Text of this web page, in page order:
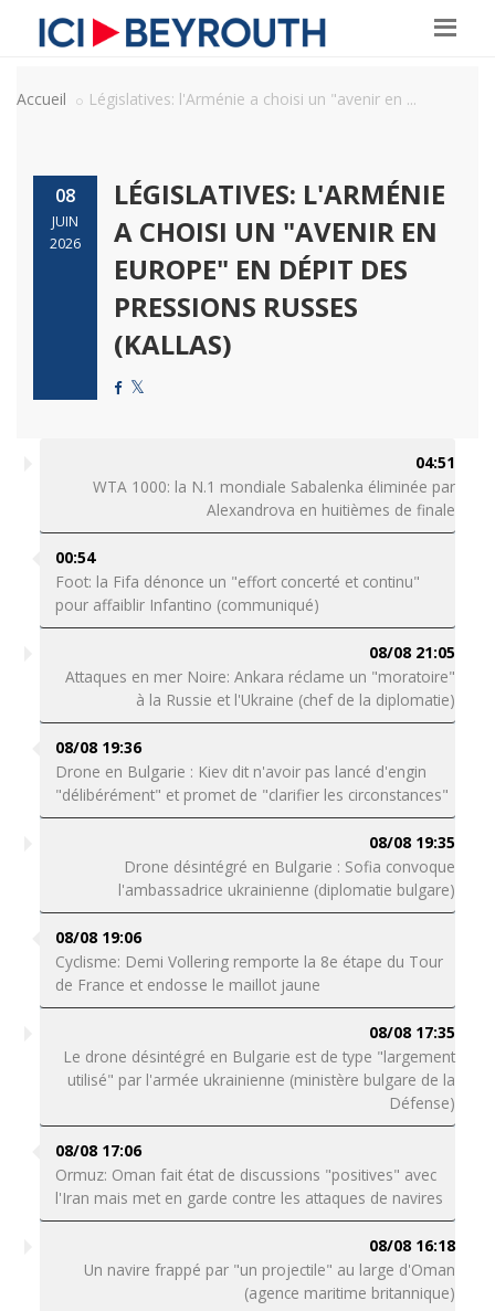
Accueil Législatives: l'Arménie a choisi un "avenir en ...
08
JUIN
2026
LÉGISLATIVES: L'ARMÉNIE
A CHOISI UN "AVENIR EN
EUROPE" EN DÉPIT DES
PRESSIONS RUSSES
(KALLAS)
04:51
WTA 1000: la N.1 mondiale Sabalenka éliminée par
Alexandrova en huitièmes de finale
00:54
Foot: la Fifa dénonce un "effort concerté et continu"
pour affaiblir Infantino (communiqué)
08/08 21:05
Attaques en mer Noire: Ankara réclame un "moratoire"
à la Russie et l'Ukraine (chef de la diplomatie)
08/08 19:36
Drone en Bulgarie : Kiev dit n'avoir pas lancé d'engin
"délibérément" et promet de "clarifier les circonstances"
08/08 19:35
Drone désintégré en Bulgarie : Sofia convoque
l'ambassadrice ukrainienne (diplomatie bulgare)
08/08 19:06
Cyclisme: Demi Vollering remporte la 8e étape du Tour
de France et endosse le maillot jaune
08/08 17:35
Le drone désintégré en Bulgarie est de type "largement
utilisé" par l'armée ukrainienne (ministère bulgare de la
Défense)
08/08 17:06
Ormuz: Oman fait état de discussions "positives" avec
l'Iran mais met en garde contre les attaques de navires
08/08 16:18
Un navire frappé par "un projectile" au large d'Oman
(agence maritime britannique)